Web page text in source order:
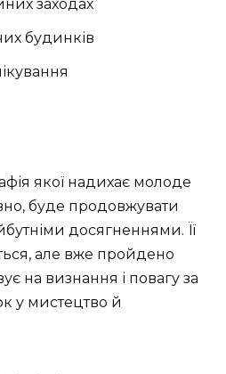
заходах
будинків
якої надихає молоде
буде продовжувати
досягненнями. Її
але вже пройдено
на визнання і повагу за
у мистецтво й